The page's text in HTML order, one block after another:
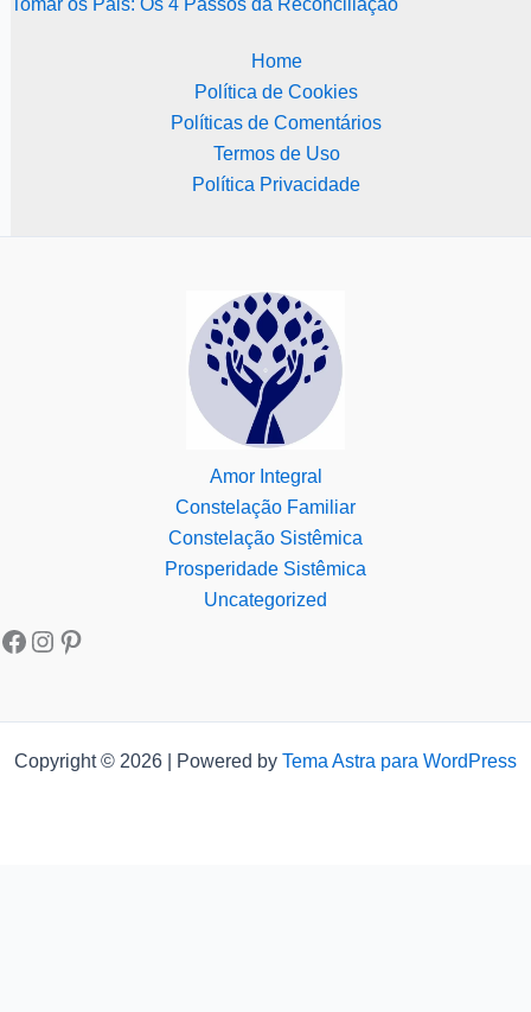
Tomar os Pais: Os 4 Passos da Reconciliação
Home
Política de Cookies
Políticas de Comentários
Termos de Uso
Política Privacidade
Amor Integral
Constelação Familiar
Constelação Sistêmica
Prosperidade Sistêmica
Uncategorized
Copyright © 2026 | Powered by Tema Astra para WordPress